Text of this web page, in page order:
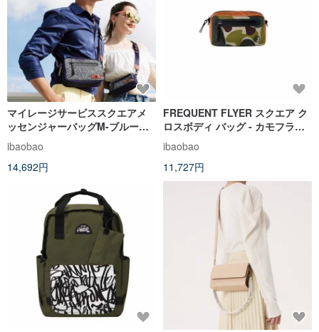
マイレージサービススクエアメ
ッセンジャーバッグM-ブルー染
めパターン
ibaobao
14,692円
FREQUENT FLYER スクエア ク
ロスボディ バッグ - カモフラー
ジュカーキ
ibaobao
11,727円